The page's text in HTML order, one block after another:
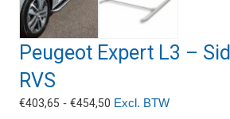
Peugeot Expert L3 –
RVS
€403,65 - €454,50 Prijsklasse:
Excl. BTW